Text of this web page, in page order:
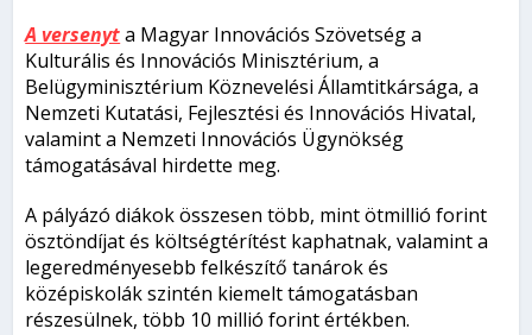
A versenyta Magyar Innovációs Szövetség a
Kulturális és Innovációs Minisztérium, a
Belügyminisztérium Köznevelési Államtitkársága, a
Nemzeti Kutatási, Fejlesztési és Innovációs Hivatal,
valamint a Nemzeti Innovációs Ügynökség
támogatásával hirdette meg.
A pályázó diákok összesen több, mint ötmillió forint
ösztöndíjat és költségtérítést kaphatnak, valamint a
legeredményesebb felkészítő tanárok és
középiskolák szintén kiemelt támogatásban
részesülnek, több 10 millió forint értékben.